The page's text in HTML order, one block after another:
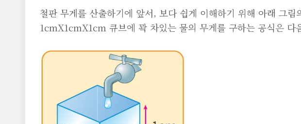
철판 무게를 산출하기에 앞서, 보다 쉽게 이해하기 위해 아래 그림
1cmX1cmX1cm 큐브에 꽉 차있는 물의 무게를 구하는 공식은 다